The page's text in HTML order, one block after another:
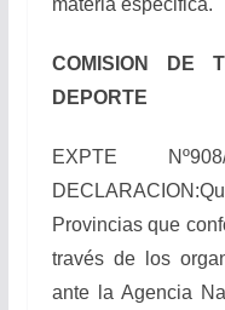
COMISION DE
DEPORTE
EXPTE
Provincias que
través de los
ante la Agencia